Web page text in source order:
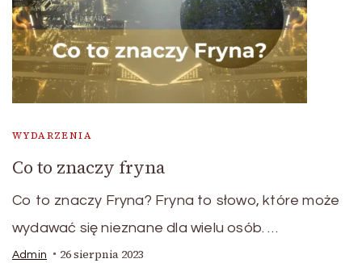
WYDARZENIA
Co to znaczy fryna
Co to znaczy Fryna? Fryna to słowo, które może
wydawać się nieznane dla wielu osób. …
Admin 26 sierpnia 2023